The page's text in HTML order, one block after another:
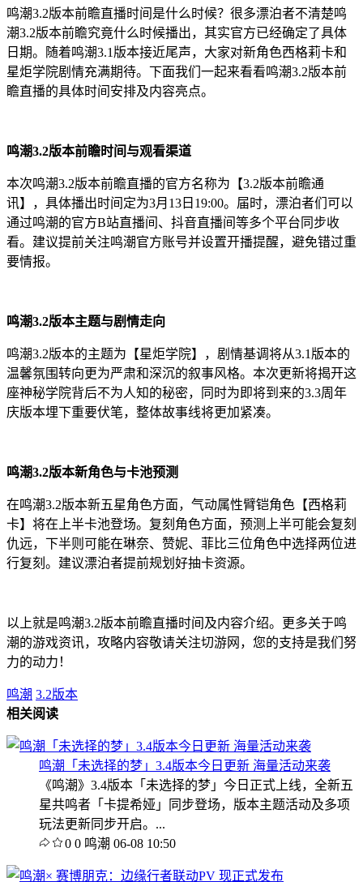
鸣潮3.2版本前瞻直播时间是什么时候？很多漂泊者不清楚鸣
潮3.2版本前瞻究竟什么时候播出，其实官方已经确定了具体
日期。随着鸣潮3.1版本接近尾声，大家对新角色西格莉卡和
星炬学院剧情充满期待。下面我们一起来看看鸣潮3.2版本前
瞻直播的具体时间安排及内容亮点。
鸣潮3.2版本前瞻时间与观看渠道
本次鸣潮3.2版本前瞻直播的官方名称为【3.2版本前瞻通
讯】，具体播出时间定为3月13日19:00。届时，漂泊者们可以
通过鸣潮的官方B站直播间、抖音直播间等多个平台同步收
看。建议提前关注鸣潮官方账号并设置开播提醒，避免错过重
要情报。
鸣潮3.2版本主题与剧情走向
鸣潮3.2版本的主题为【星炬学院】，剧情基调将从3.1版本的
温馨氛围转向更为严肃和深沉的叙事风格。本次更新将揭开这
座神秘学院背后不为人知的秘密，同时为即将到来的3.3周年
庆版本埋下重要伏笔，整体故事线将更加紧凑。
鸣潮3.2版本新角色与卡池预测
在鸣潮3.2版本新五星角色方面，气动属性臂铠角色【西格莉
卡】将在上半卡池登场。复刻角色方面，预测上半可能会复刻
仇远，下半则可能在琳奈、赞妮、菲比三位角色中选择两位进
行复刻。建议漂泊者提前规划好抽卡资源。
以上就是鸣潮3.2版本前瞻直播时间及内容介绍。更多关于鸣
潮的游戏资讯，攻略内容敬请关注切游网，您的支持是我们努
力的动力！
鸣潮 3.2版本
相关阅读
鸣潮「未选择的梦」3.4版本今日更新 海量活动来袭
《鸣潮》3.4版本「未选择的梦」今日正式上线，全新五
星共鸣者「卡提希娅」同步登场，版本主题活动及多项
玩法更新同步开启。...
0 0 鸣潮 06-08 10:50